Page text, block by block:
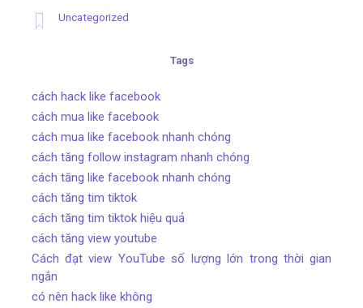
Uncategorized
Tags
cách hack like facebook
cách mua like facebook
cách mua like facebook nhanh chóng
cách tăng follow instagram nhanh chóng
cách tăng like facebook nhanh chóng
cách tăng tim tiktok
cách tăng tim tiktok hiệu quả
cách tăng view youtube
Cách đạt view YouTube số lượng lớn trong thời gian
ngắn
có nên hack like không